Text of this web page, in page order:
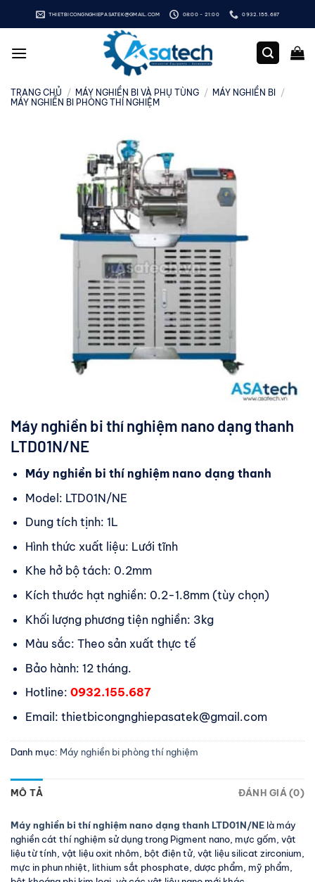
qua
dung
THIETBICONGNGHIEPASATEK@GMAIL.COM 08:00 - 21:00 0932.155.687
TRANG CHỦ / MÁY NGHIỀN BI VÀ PHỤ TÙNG / MÁY NGHIỀN BI
/
MÁY NGHIỀN BI PHÒNG THÍ NGHIỆM
Máy nghiền bi thí nghiệm nano dạng thanh
LTD01N/NE
Máy nghiền bi thí nghiệm nano dạng thanh
Model: LTD01N/NE
Dung tích tịnh: 1L
Hình thức xuất liệu: Lưới tĩnh
Khe hở bộ tách: 0.2mm
Kích thước hạt nghiền: 0.2-1.8mm (tùy chọn)
Khối lượng phương tiện nghiền: 3kg
Màu sắc: Theo sản xuất thực tế
Bảo hành: 12 tháng.
Hotline: 0932.155.687
Email: thietbicongnghiepasatek@gmail.com
Danh mục: Máy nghiền bi phòng thí nghiệm
MÔ TẢ ĐÁNH GIÁ (0)
Máy nghiền bi thí nghiệm nano dạng thanh LTD01N/NE là máy
nghiền cát thí nghiệm sử dụng trong Pigment nano, mực gốm, vật
liệu từ tính, vật liệu oxit nhôm, bột điện tử, vật liệu silicat zirconium,
mực in phun nhiệt, lithium sắt phosphate, dược phẩm, mỹ phẩm,